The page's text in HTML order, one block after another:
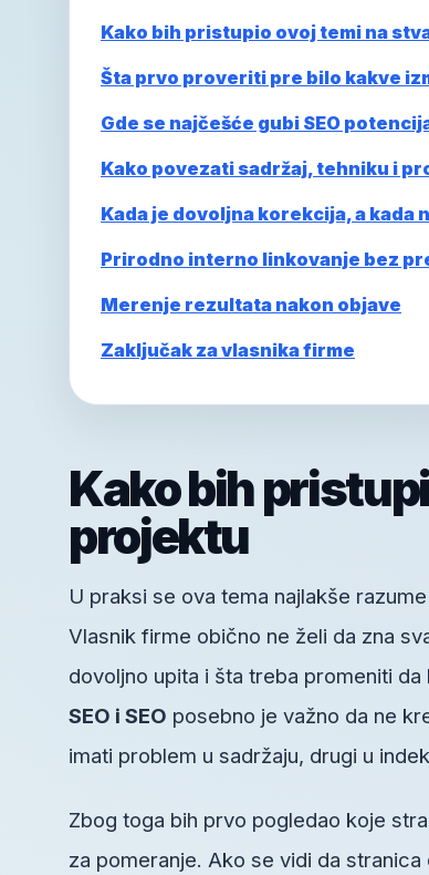
Kako bih pristupio ovoj temi na
Šta prvo proveriti pre bilo kakve
Gde se najčešće gubi SEO
Kako povezati sadržaj, tehniku i
Kada je dovoljna korekcija, a kada
Prirodno interno linkovanje bez
Merenje rezultata nakon objave
Zaključak za vlasnika firme
Kako bih
projektu
U praksi se ova tema najlakše
Vlasnik firme obično ne želi da zna
dovoljno upita i šta treba promeniti
SEO i SEO posebno je važno da ne
imati problem u sadržaju, drugi u
Zbog toga bih prvo pogledao koje
za pomeranje. Ako se vidi da